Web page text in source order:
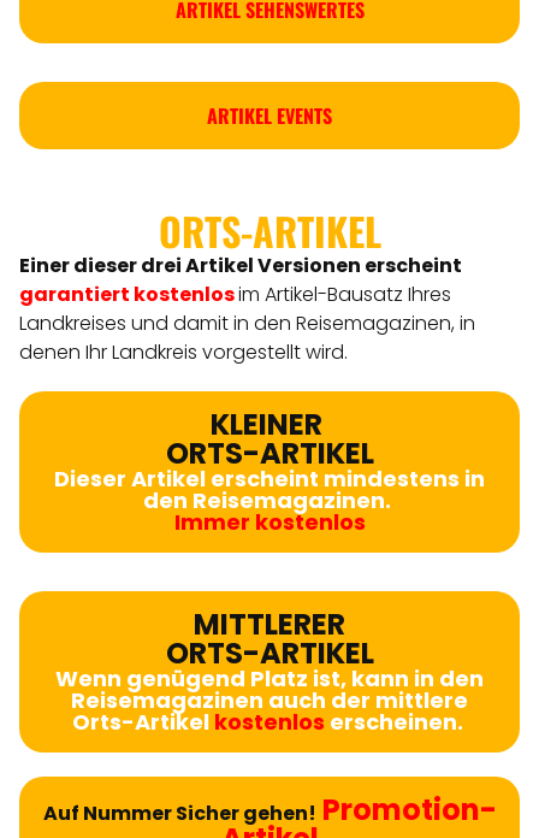
ARTIKEL SEHENSWERTES
ARTIKEL EVENTS
ORTS-ARTIKEL
Einer dieser drei Artikel Versionen erscheint
garantiert kostenlosim Artikel-Bausatz Ihres
Landkreises und damit in den Reisemagazinen, in
denen Ihr Landkreis vorgestellt wird.
KLEINER
ORTS-ARTIKEL
Dieser Artikel erscheint mindestens in
den Reisemagazinen.
Immer kostenlos
MITTLERER
ORTS-ARTIKEL
Wenn genügend Platz ist, kann in den
Reisemagazinen auch der mittlere
Orts-Artikel kostenlos erscheinen.
Auf Nummer Sicher gehen! Promotion-